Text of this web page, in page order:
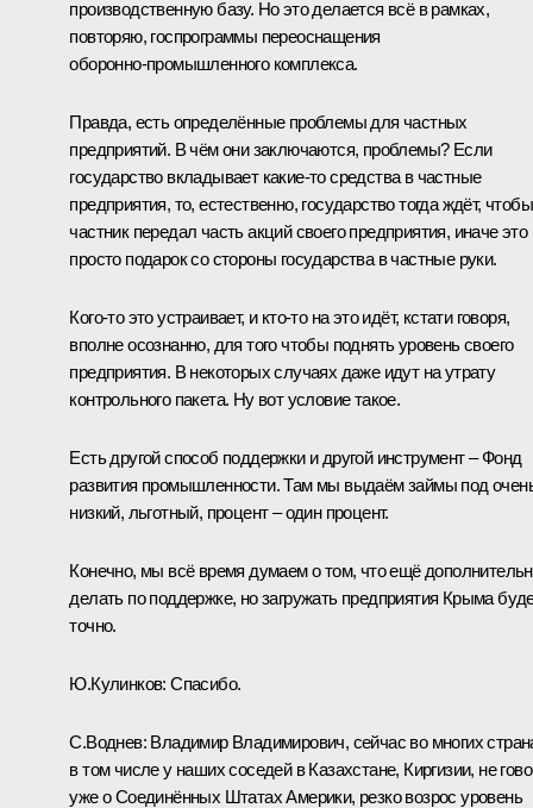
производственную базу. Но это делается всё в рамках,
повторяю, госпрограммы переоснащения
оборонно‑промышленного комплекса.
Правда, есть определённые проблемы для частных
предприятий. В чём они заключаются, проблемы? Если
государство вкладывает какие‑то средства в частные
предприятия, то, естественно, государство тогда ждёт, чтобы
частник передал часть акций своего предприятия, иначе это
просто подарок со стороны государства в частные руки.
Кого‑то это устраивает, и кто‑то на это идёт, кстати говоря,
вполне осознанно, для того чтобы поднять уровень своего
предприятия. В некоторых случаях даже идут на утрату
контрольного пакета. Ну вот условие такое.
Есть другой способ поддержки и другой инструмент – Фонд
развития промышленности. Там мы выдаём займы под
низкий, льготный, процент – один процент.
Конечно, мы всё время думаем о том, что ещё
делать по поддержке, но загружать предприятия Крыма
точно.
Ю.Кулинков:Спасибо.
С.Воднев: Владимир Владимирович, сейчас во многих
в том числе у наших соседей в Казахстане, Киргизии, не
уже о Соединённых Штатах Америки, резко возрос уровень